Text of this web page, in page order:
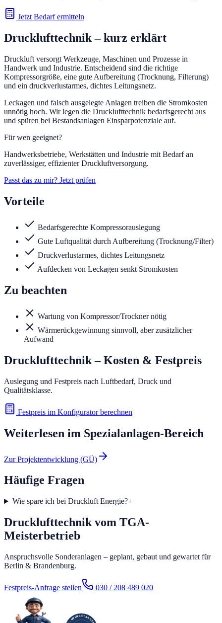
Jetzt Bedarf ermitteln
Drucklufttechnik– kurz erklärt
Druckluft versorgt Werkzeuge, Maschinen und Prozesse in
Handwerk und Industrie. Entscheidend sind die richtige
Kompressorgröße, eine gute Aufbereitung (Trocknung, Filterung)
und ein druckverlustarmes, dichtes Leitungsnetz.
Leckagen und falsch ausgelegte Anlagen treiben die Stromkosten
unnötig hoch. Wir legen die Drucklufttechnik bedarfsgerecht aus
und spüren bei Bestandsanlagen Einsparpotenziale auf.
Für wen geeignet?
Handwerksbetriebe, Werkstätten und Industrie mit Bedarf an
zuverlässiger, effizienter Druckluftversorgung.
Passt das zu mir? Jetzt prüfen
Vorteile
Bedarfsgerechte Kompressorauslegung
Gute Luftqualität durch Aufbereitung (Trocknung/Filter)
Druckverlustarmes, dichtes Leitungsnetz
Aufdecken von Leckagen senkt Stromkosten
Zu beachten
Wartung von Kompressor/Trockner nötig
Wärmerückgewinnung sinnvoll, aber zusätzlicher
Aufwand
Drucklufttechnik– Kosten & Festpreis
Auslegung und Festpreis nach Luftbedarf, Druck und
Qualitätsklasse.
Festpreis im Konfigurator berechnen
Weiterlesen im Spezialanlagen-Bereich
Zur Projektentwicklung (GÜ)
Häufige Fragen
Wie spare ich bei Druckluft Energie?+
Drucklufttechnik vom TGA-
Meisterbetrieb
Anspruchsvolle Sonderanlagen – geplant, gebaut und gewartet für
Berlin & Brandenburg.
Festpreis-Anfrage stellen 030 / 208 489 020